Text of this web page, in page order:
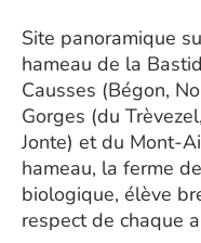
Site panoramique
hameau de la
Causses (Bégon,
Gorges (du
Jonte) et du Mont-
hameau, la ferme
biologique, élève
respect de chaque